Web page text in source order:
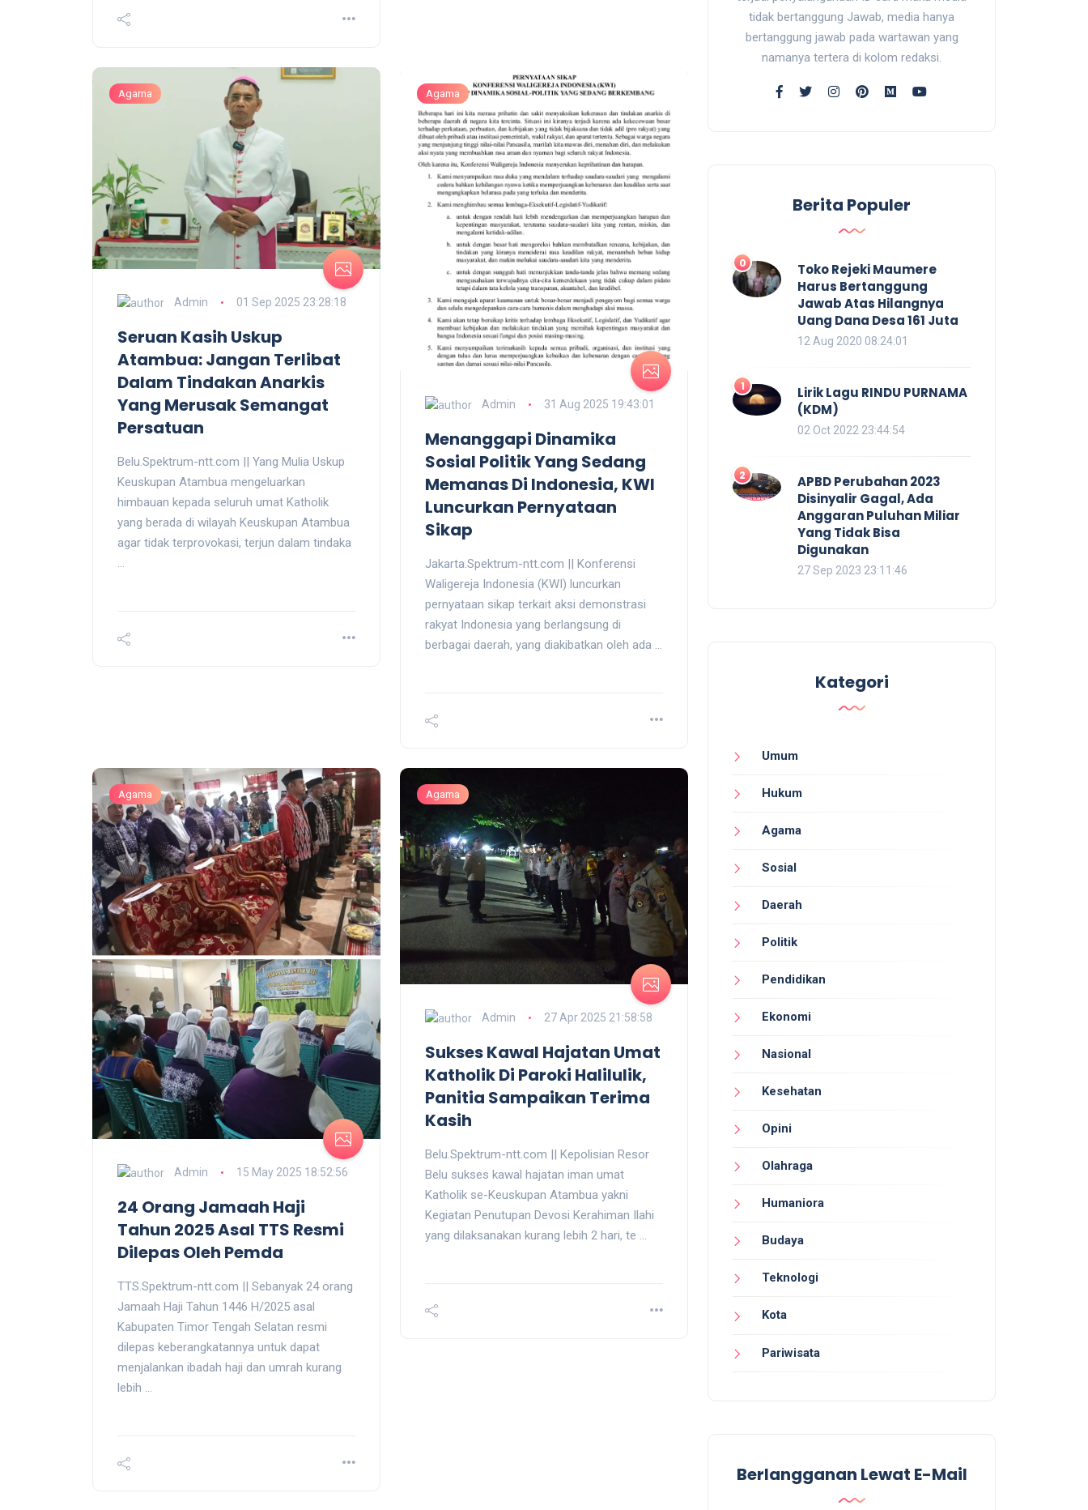
Agama
Admin 01 Sep 2025 23:28:18
Seruan Kasih Uskup
Atambua: Jangan Terlibat
Dalam Tindakan Anarkis
Yang Merusak Semangat
Persatuan
Belu.Spektrum-ntt.com || Yang Mulia Uskup
Keuskupan Atambua mengeluarkan
himbauan kepada seluruh umat Katholik
yang berada di wilayah Keuskupan Atambua
agar tidak terprovokasi, terjun dalam tindaka
...
Agama
Admin 31 Aug 2025 19:43:01
Menanggapi Dinamika
Sosial Politik Yang Sedang
Memanas Di Indonesia, KWI
Luncurkan Pernyataan
Sikap
Jakarta.Spektrum-ntt.com || Konferensi
Waligereja Indonesia (KWI) luncurkan
pernyataan sikap terkait aksi demonstrasi
rakyat Indonesia yang berlangsung di
berbagai daerah, yang diakibatkan oleh ada ...
Agama
Admin 15 May 2025 18:52:56
24 Orang Jamaah Haji
Tahun 2025 Asal TTS Resmi
Dilepas Oleh Pemda
TTS.Spektrum-ntt.com || Sebanyak 24 orang
Jamaah Haji Tahun 1446 H/2025 asal
Kabupaten Timor Tengah Selatan resmi
dilepas keberangkatannya untuk dapat
menjalankan ibadah haji dan umrah kurang
lebih ...
Agama
Admin 27 Apr 2025 21:58:58
Sukses Kawal Hajatan Umat
Katholik Di Paroki Halilulik,
Panitia Sampaikan Terima
Kasih
Belu.Spektrum-ntt.com || Kepolisian Resor
Belu sukses kawal hajatan iman umat
Katholik se-Keuskupan Atambua yakni
Kegiatan Penutupan Devosi Kerahiman Ilahi
yang dilaksanakan kurang lebih 2 hari, te ...
tidak bertanggung Jawab, media hanya
bertanggung jawab pada wartawan yang
namanya tertera di kolom redaksi.
Berita Populer
0
Toko Rejeki Maumere
Harus Bertanggung
Jawab Atas Hilangnya
Uang Dana Desa 161 Juta
12 Aug 2020 08:24:01
1
Lirik Lagu RINDU PURNAMA
(KDM)
02 Oct 2022 23:44:54
2
APBD Perubahan 2023
Disinyalir Gagal, Ada
Anggaran Puluhan Miliar
Yang Tidak Bisa
Digunakan
27 Sep 2023 23:11:46
Kategori
Umum
Hukum
Agama
Sosial
Daerah
Politik
Pendidikan
Ekonomi
Nasional
Kesehatan
Opini
Olahraga
Humaniora
Budaya
Teknologi
Kota
Pariwisata
Berlangganan Lewat E-Mail